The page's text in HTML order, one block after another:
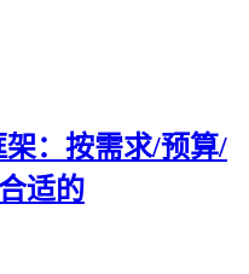
：按需求/预算/
适的